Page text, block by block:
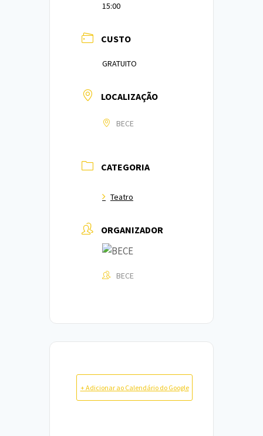
15:00
CUSTO
GRATUITO
LOCALIZAÇÃO
BECE
CATEGORIA
Teatro
ORGANIZADOR
BECE
+ Adicionar ao Calendário do Google